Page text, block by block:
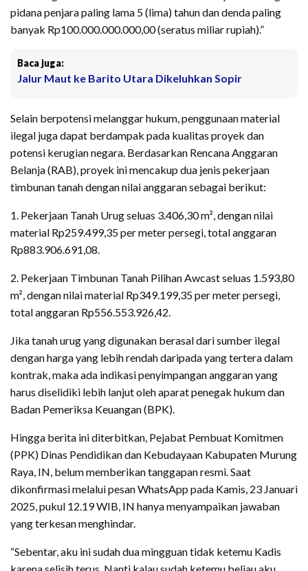
pidana penjara paling lama 5 (lima) tahun dan denda paling
banyak Rp100.000.000.000,00 (seratus miliar rupiah).”
Baca juga:
Jalur Maut ke Barito Utara Dikeluhkan Sopir
Selain berpotensi melanggar hukum, penggunaan material
ilegal juga dapat berdampak pada kualitas proyek dan
potensi kerugian negara. Berdasarkan Rencana Anggaran
Belanja (RAB), proyek ini mencakup dua jenis pekerjaan
timbunan tanah dengan nilai anggaran sebagai berikut:
1. Pekerjaan Tanah Urug seluas 3.406,30 m², dengan nilai
material Rp259.499,35 per meter persegi, total anggaran
Rp883.906.691,08.
2. Pekerjaan Timbunan Tanah Pilihan Awcast seluas 1.593,80
m², dengan nilai material Rp349.199,35 per meter persegi,
total anggaran Rp556.553.926,42.
Jika tanah urug yang digunakan berasal dari sumber ilegal
dengan harga yang lebih rendah daripada yang tertera dalam
kontrak, maka ada indikasi penyimpangan anggaran yang
harus diselidiki lebih lanjut oleh aparat penegak hukum dan
Badan Pemeriksa Keuangan (BPK).
Hingga berita ini diterbitkan, Pejabat Pembuat Komitmen
(PPK) Dinas Pendidikan dan Kebudayaan Kabupaten Murung
Raya, IN, belum memberikan tanggapan resmi. Saat
dikonfirmasi melalui pesan WhatsApp pada Kamis, 23 Januari
2025, pukul 12.19 WIB, IN hanya menyampaikan jawaban
yang terkesan menghindar.
“Sebentar, aku ini sudah dua mingguan tidak ketemu Kadis